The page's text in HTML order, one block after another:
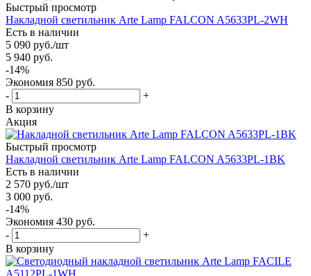
Быстрый просмотр
Накладной светильник Arte Lamp FALCON A5633PL-2WH
Есть в наличии
5 090 руб./шт
5 940 руб.
-14%
Экономия 850 руб.
-
+
В корзину
Акция
Быстрый просмотр
Накладной светильник Arte Lamp FALCON A5633PL-1BK
Есть в наличии
2 570 руб./шт
3 000 руб.
-14%
Экономия 430 руб.
-
+
В корзину